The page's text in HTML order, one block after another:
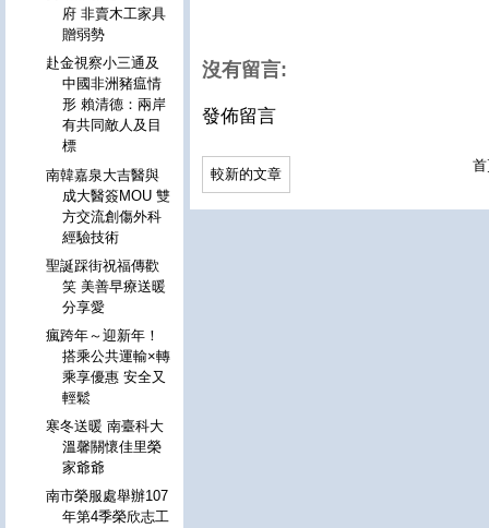
沒有留言:
發佈留言
較新的文章
府 非賣木工家具
贈弱勢
赴金視察小三通及
中國非洲豬瘟情
形 賴清德：兩岸
有共同敵人及目
標
南韓嘉泉大吉醫與
成大醫簽MOU 雙
方交流創傷外科
經驗技術
聖誕踩街祝福傳歡
笑 美善早療送暖
分享愛
瘋跨年～迎新年！
搭乘公共運輸×轉
乘享優惠 安全又
輕鬆
寒冬送暖 南臺科大
溫馨關懷佳里榮
家爺爺
南市榮服處舉辦107
年第4季榮欣志工